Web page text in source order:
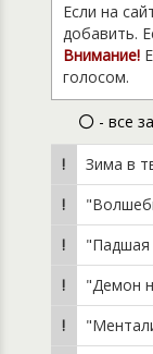
Если на
добавить.
Внимание!
голосом.
- все
Зима в
"Падшая
"Демон